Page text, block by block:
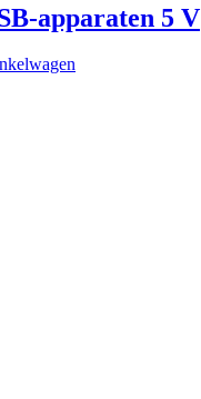
apparaten 5 V